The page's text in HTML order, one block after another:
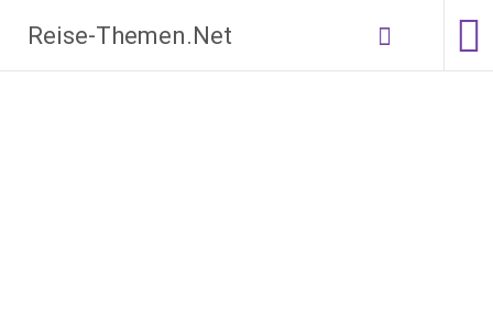
Inhalt
springen
Reise-Themen.Net